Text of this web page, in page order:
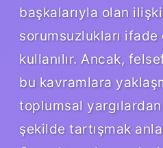
başkalarıyla olan
sorumsuzlukları
kullanılır. Ancak,
bu kavramlara
toplumsal yargılardan
şekilde tartışmak